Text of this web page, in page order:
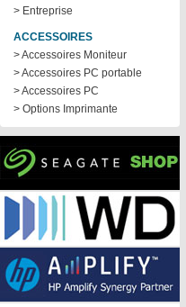
> Entreprise
ACCESSOIRES
> Accessoires Moniteur
> Accessoires PC portable
> Accessoires PC
> Options Imprimante